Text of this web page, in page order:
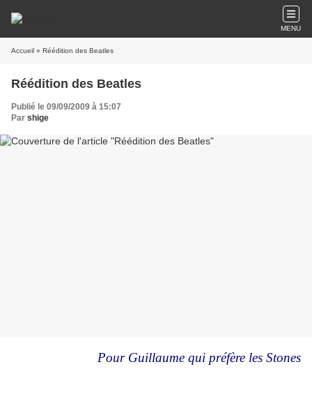
MENU
Accueil » Réédition des Beatles
Réédition des Beatles
Publié le 09/09/2009 à 15:07
Par shige
Pour Guillaume qui préfère les Stones